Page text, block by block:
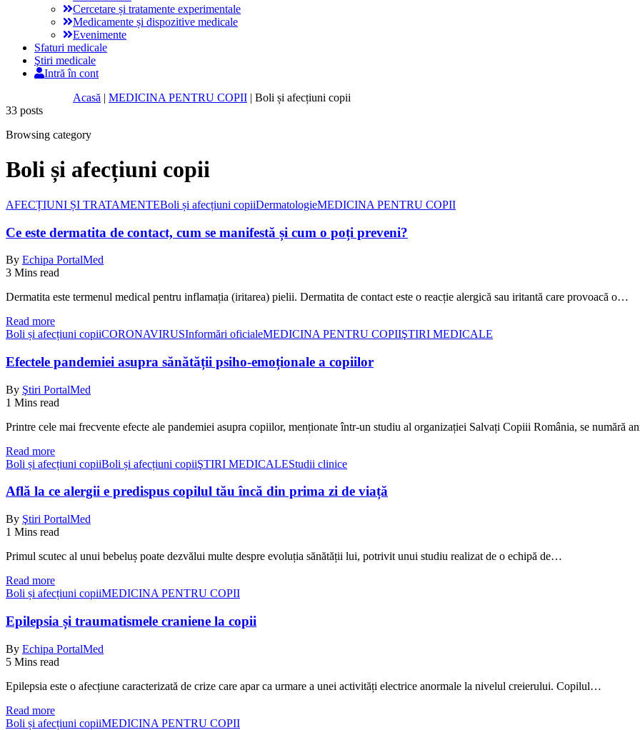
Cercetare și tratamente experimentale
Medicamente și dispozitive medicale
Evenimente
Sfaturi medicale
Ştiri medicale
Intră în cont
Acasă | MEDICINA PENTRU COPII | Boli și afecțiuni copii
33 posts
Browsing category
Boli și afecțiuni copii
AFECȚIUNI ȘI TRATAMENTEBoli și afecțiuni copiiDermatologieMEDICINA PENTRU COPII
Ce este dermatita de contact, cum se manifestă și cum o poți preveni?
By Echipa PortalMed
3 Mins read
Dermatita este termenul medical pentru inflamația (iritarea) pielii. Dermatita de contact este o reacție alergică sau iritantă care provoacă o…
Read more
Boli și afecțiuni copiiCORONAVIRUSInformări oficialeMEDICINA PENTRU COPIIŞTIRI MEDICALE
Efectele pandemiei asupra sănătății psiho-emoționale a copiilor
By Ştiri PortalMed
1 Mins read
Printre cele mai frecvente efecte ale pandemiei asupra copiilor, menționate într-un studiu al organizației Salvați Copiii România, se numără
Read more
Boli și afecțiuni copiiBoli și afecțiuni copiiŞTIRI MEDICALEStudii clinice
Află la ce alergii e predispus copilul tău încă din prima zi de viață
By Ştiri PortalMed
1 Mins read
Primul scutec al unui bebeluș poate dezvălui multe despre evoluția sănătății lui, potrivit unui studiu realizat de o echipă de…
Read more
Boli și afecțiuni copiiMEDICINA PENTRU COPII
Epilepsia și traumatismele craniene la copii
By Echipa PortalMed
5 Mins read
Epilepsia este o afecțiune caracterizată de crize care apar ca urmare a unei activități electrice anormale la nivelul creierului. Copilul…
Read more
Boli și afecțiuni copiiMEDICINA PENTRU COPII